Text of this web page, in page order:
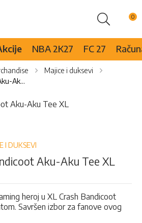
Pretraži
Skip
Content
NBA 2K27 FC 27
Majice i duksevi
Majica Crash Bandicoot Aku-Aku Tee XL
I DUKSEVI
Aku-Aku Tee XL
heroj u XL Crash Bandicoot
Savršen izbor za fanove ovog